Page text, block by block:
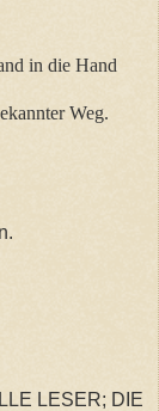
in die Hand
Weg.
LESER; DIE